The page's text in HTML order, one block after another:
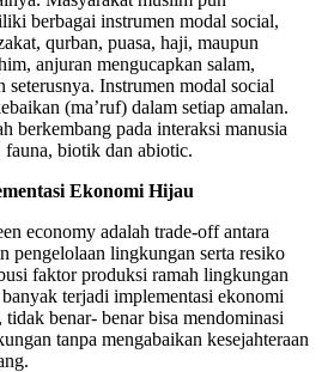
berbagai instrumen modal social,
qurban, puasa, haji, maupun
anjuran mengucapkan salam,
seterusnya. Instrumen modal social
(ma’ruf) dalam setiap amalan.
berkembang pada interaksi manusia
biotik dan abiotic.
Ekonomi Hijau
economy adalah trade-off antara
pengelolaan lingkungan serta resiko
faktor produksi ramah lingkungan
terjadi implementasi ekonomi
benar- benar bisa mendominasi
tanpa mengabaikan kesejahteraan